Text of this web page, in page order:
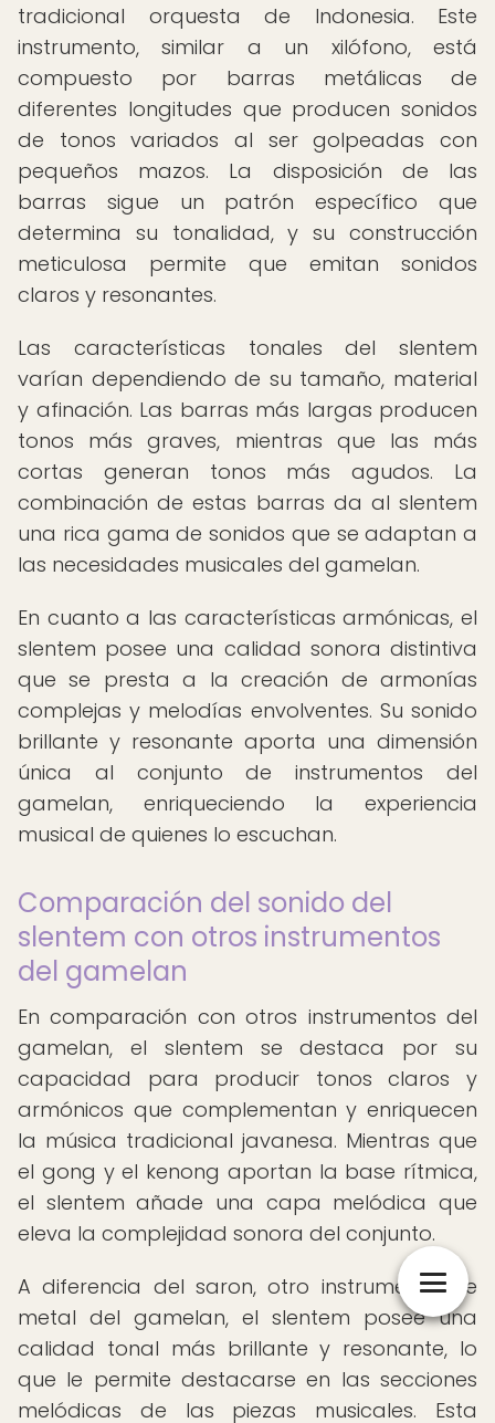
tradicional orquesta de Indonesia. Este
instrumento, similar a un xilófono, está
compuesto por barras metálicas de
diferentes longitudes que producen sonidos
de tonos variados al ser golpeadas con
pequeños mazos. La disposición de las
barras sigue un patrón específico que
determina su tonalidad, y su construcción
meticulosa permite que emitan sonidos
claros y resonantes.
Las características tonales del slentem
varían dependiendo de su tamaño, material
y afinación. Las barras más largas producen
tonos más graves, mientras que las más
cortas generan tonos más agudos. La
combinación de estas barras da al slentem
una rica gama de sonidos que se adaptan a
las necesidades musicales del gamelan.
En cuanto a las características armónicas, el
slentem posee una calidad sonora distintiva
que se presta a la creación de armonías
complejas y melodías envolventes. Su sonido
brillante y resonante aporta una dimensión
única al conjunto de instrumentos del
gamelan, enriqueciendo la experiencia
musical de quienes lo escuchan.
Comparación del sonido del
slentem con otros instrumentos
del gamelan
En comparación con otros instrumentos del
gamelan, el slentem se destaca por su
capacidad para producir tonos claros y
armónicos que complementan y enriquecen
la música tradicional javanesa. Mientras que
el gong y el kenong aportan la base rítmica,
el slentem añade una capa melódica que
eleva la complejidad sonora del conjunto.
A diferencia del saron, otro instrumento de
metal del gamelan, el slentem posee una
calidad tonal más brillante y resonante, lo
que le permite destacarse en las secciones
melódicas de las piezas musicales. Esta